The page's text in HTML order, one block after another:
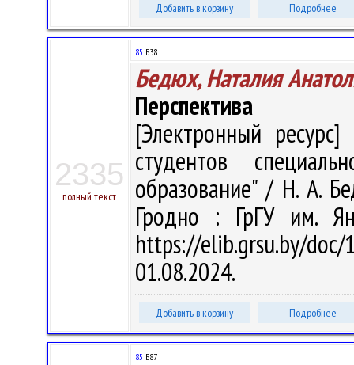
Добавить в корзину Подробнее
2335
полный текст
85 Б38
Бедюх, Наталия
Перспектива
[Электронный
студентов
образование" / Н. А.
Гродно : ГрГУ им.
https://elib.grsu.by/
01.08.2024.
Добавить в корзину Подробнее
85 Б87